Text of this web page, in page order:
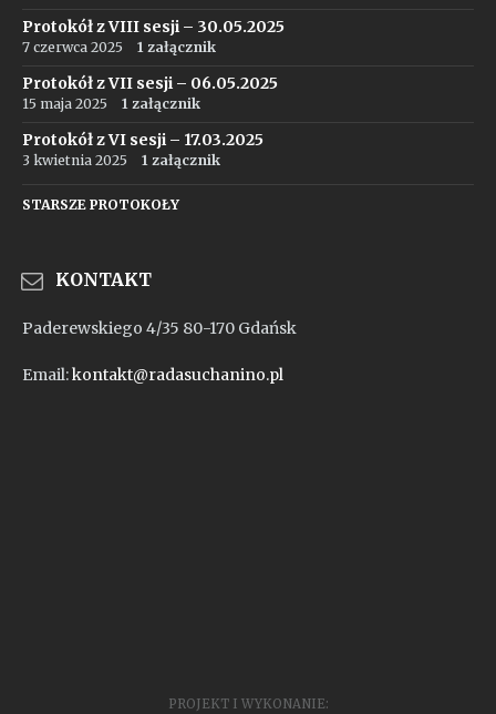
Protokół z VIII sesji – 30.05.2025
7 czerwca 2025 1 załącznik
Protokół z VII sesji – 06.05.2025
15 maja 2025 1 załącznik
Protokół z VI sesji – 17.03.2025
3 kwietnia 2025 1 załącznik
STARSZE PROTOKOŁY
KONTAKT
Paderewskiego 4/35 80-170 Gdańsk
Email:kontakt@radasuchanino.pl
PROJEKT I WYKONANIE: